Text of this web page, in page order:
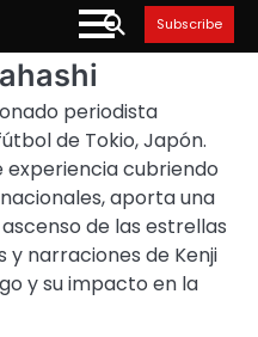
Subscribe
periodista
de Tokio, Japón.
experiencia cubriendo
aporta una
de las estrellas
y narraciones de Kenji
y su impacto en la